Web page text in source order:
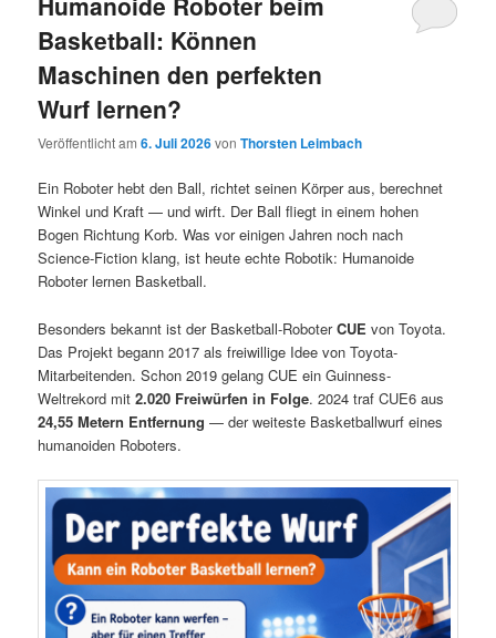
Basketball: Können
Maschinen den perfekten
Wurf lernen?
Veröffentlicht am6. Juli 2026vonThorsten Leimbach
Ein Roboter hebt den Ball, richtet seinen Körper aus, berechnet
Winkel und Kraft — und wirft. Der Ball fliegt in einem hohen
Bogen Richtung Korb. Was vor einigen Jahren noch nach
Science-Fiction klang, ist heute echte Robotik: Humanoide
Roboter lernen Basketball.
Besonders bekannt ist der Basketball-RoboterCUE von Toyota.
Das Projekt begann 2017 als freiwillige Idee von Toyota-
Mitarbeitenden. Schon 2019 gelang CUE ein Guinness-
Weltrekord mit2.020 Freiwürfen in Folge. 2024 traf CUE6 aus
24,55 Metern Entfernung — der weiteste Basketballwurf eines
humanoiden Roboters.